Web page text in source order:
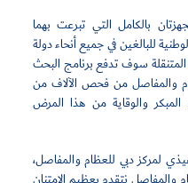
بالكامل التي تبرعت بهما
للبالغين في جميع أنحاء دولة
المتنقلة سوف تدفع برنامج البحث
والمفاصل من فحص الآلاف من
والوقاية من هذا المرض
لمركز دبي للعظام والمفاصل،